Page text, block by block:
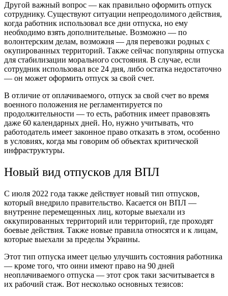
Другой важный вопрос — как правильно оформить отпуск
сотруднику. Существуют ситуации непреодолимого действия,
когда работник использовал все дни отпуска, но ему
необходимо взять дополнительные. Возможно — по
волонтерским делам, возможня — для перевозки родных с
окупированных территорий. Также сейчас популярны отпуска
для стабилизации морального состояния. В случае, если
сотрудник использовал все 24 дня, либо остатка недостаточно
— он может оформить отпуск за свой счет.
В отличие от оплачиваемого, отпуск за свой счет во время
военного положения не регламентируется по
продолжительности — то есть, работник имеет правовзять
даже 60 календарных дней. Но, нужно учитывать, что
работодатель имеет законное право отказать в этом, особенно
в условиях, когда мы говорим об объектах критической
инфраструктуры.
Новый вид отпусков для ВПЛ
С июля 2022 года также действует новый тип отпусков,
который внедрило правительство. Касается он ВПЛ —
внутренне перемещенных лиц, которые выехали из
оккупированных территорий или территорий, где проходят
боевые действия. Также новые правила относятся и к лицам,
которые выехали за пределы Украины.
Этот тип отпуска имеет целью улучшить состояния работника
— кроме того, что оини имеют право на 90 дней
неоплачиваемого отпуска — этот срок таки засчитывается в
их рабочий стаж. Вот несколько основных тезисов: